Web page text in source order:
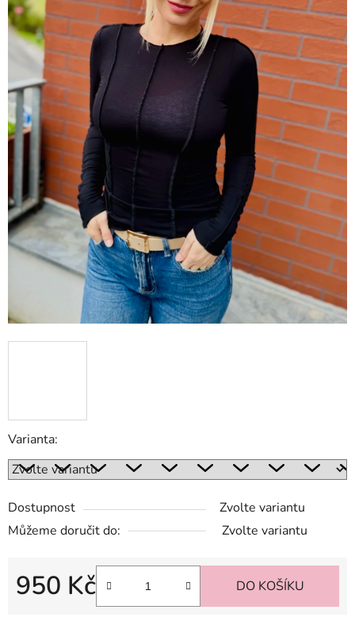
Varianta:
Dostupnost
Zvolte variantu
Můžeme doručit do:
Zvolte variantu
950 Kč DO KOŠÍKU